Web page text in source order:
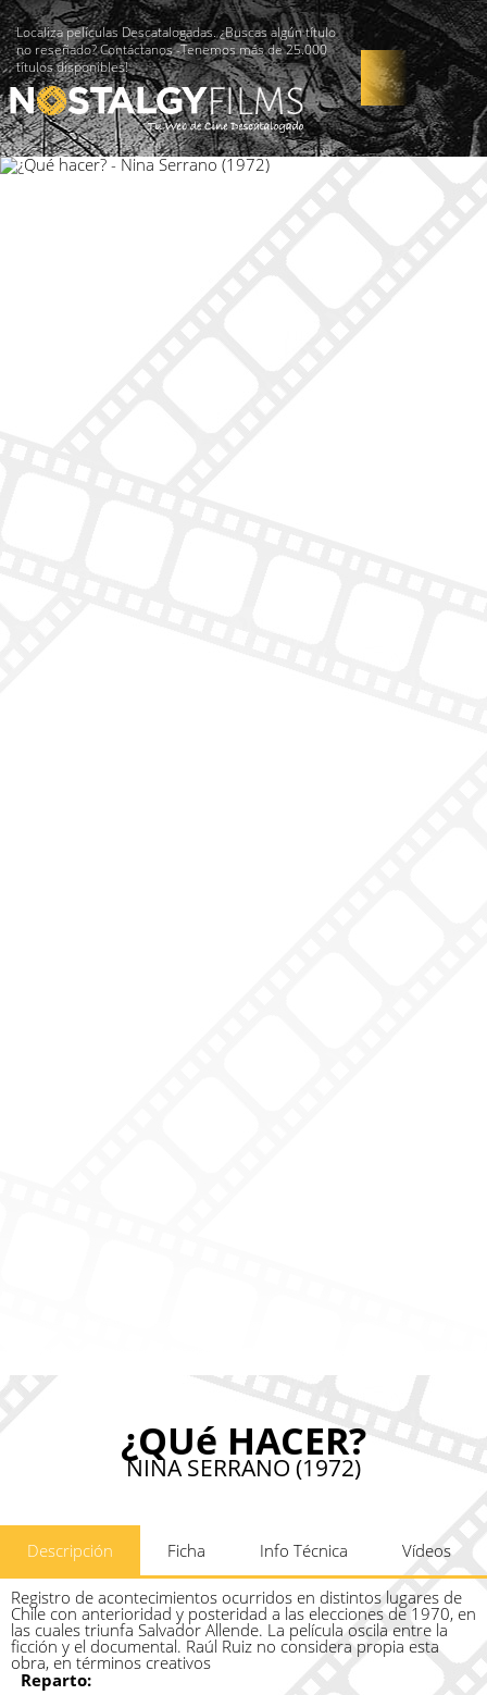
Localiza películas Descatalogadas. ¿Buscas algún título
no reseñado? Contáctanos -Tenemos más de 25.000
títulos disponibles!
¿QUé HACER?
NINA SERRANO (1972)
Descripción Ficha Info Técnica Vídeos
Registro de acontecimientos ocurridos en distintos lugares de
Chile con anterioridad y posteridad a las elecciones de 1970, en
las cuales triunfa Salvador Allende. La película oscila entre la
ficción y el documental. Raúl Ruiz no considera propia esta
obra, en términos creativos
Reparto: